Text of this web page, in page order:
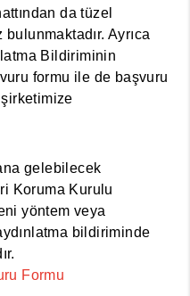
da tüzel
Ayrıca
Bildiriminin
formu ile de başvuru
gelebilecek
Koruma Kurulu
yöntem veya
bildiriminde
Formu